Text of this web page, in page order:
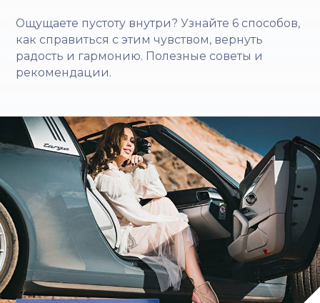
Ощущаете пустоту внутри? Узнайте 6 способов,
как справиться с этим чувством, вернуть
радость и гармонию. Полезные советы и
рекомендации.